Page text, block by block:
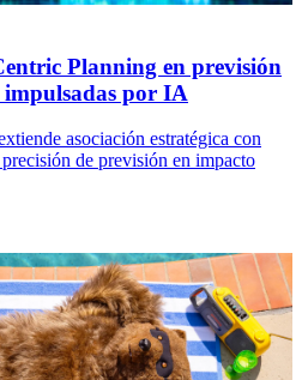
Planning en previsión
impulsadas por IA
asociación estratégica con
de previsión en impacto